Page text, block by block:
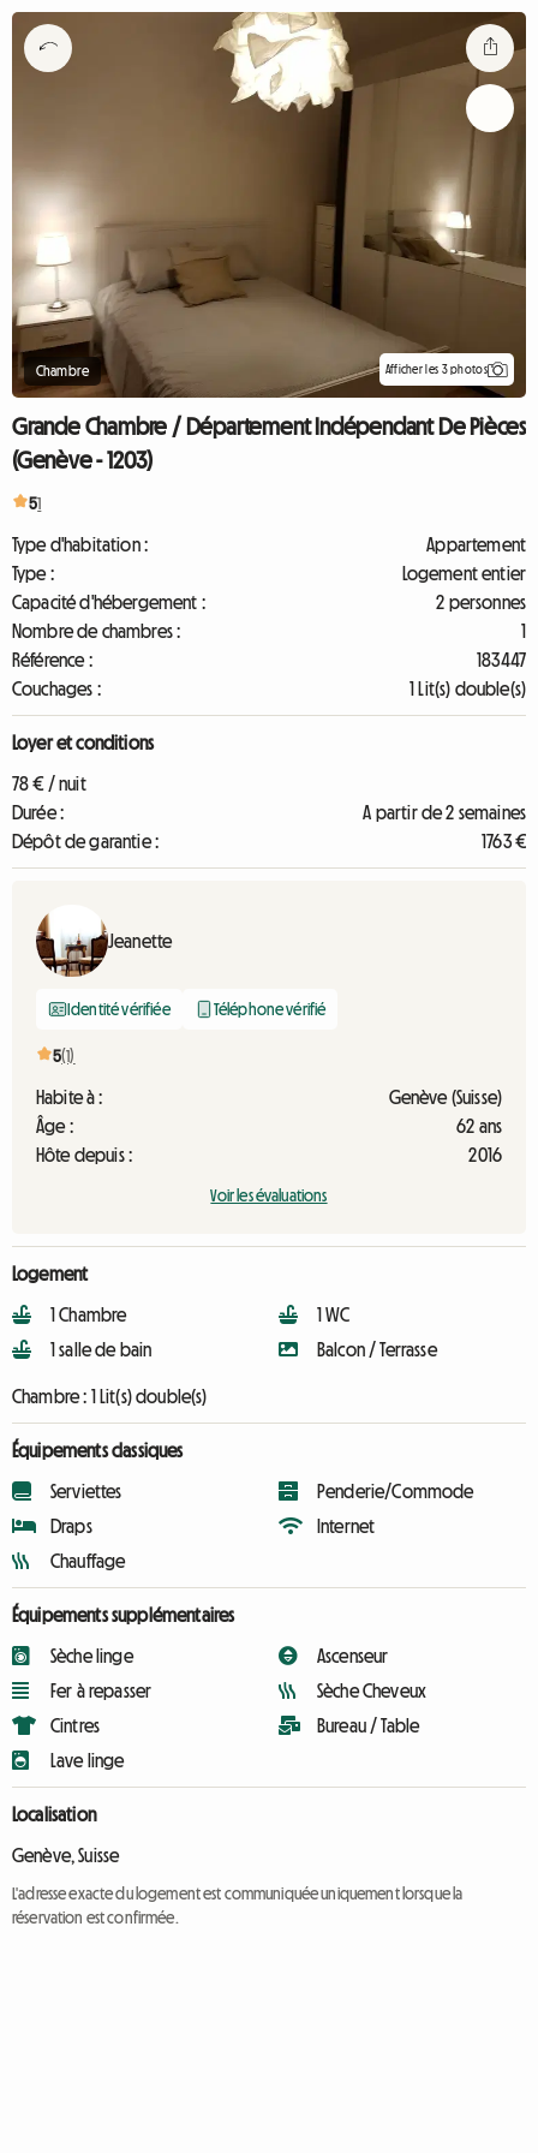
Chambre Afficher les 3 photos
Grande Chambre / Département Indépendant De Pièces
(Genève - 1203)
51
Type d'habitation :
Appartement
Type :
Logement entier
Capacité d'hébergement :
2 personnes
Nombre de chambres :
1
Référence :
183447
Couchages :
1 Lit(s) double(s)
Loyer et conditions
78 € / nuit
Durée :
A partir de 2 semaines
Dépôt de garantie :
1763 €
Jeanette
Identité vérifiée Téléphone vérifié
5(1)
Habite à :
Genève (Suisse)
Âge :
62 ans
Hôte depuis :
2016
Voir les évaluations
Logement
1 Chambre
1 salle de bain
1 WC
Balcon / Terrasse
Chambre : 1 Lit(s) double(s)
Équipements classiques
Serviettes
Draps
Chauffage
Penderie/Commode
Internet
Équipements supplémentaires
Sèche linge
Fer à repasser
Cintres
Lave linge
Ascenseur
Sèche Cheveux
Bureau / Table
Localisation
Genève, Suisse
L'adresse exacte du logement est communiquée uniquement lorsque la
réservation est confirmée.